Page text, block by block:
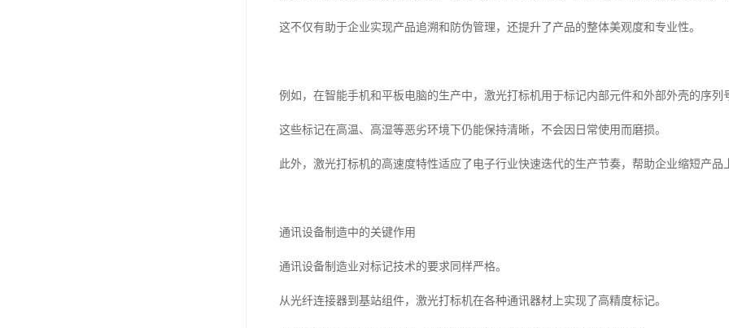
这不仅有助于企业实现产品追溯和防伪管理，还提升了产品的整体美观度和专业性。
例如，在智能手机和平板电脑的生产中，激光打标机用于标记内部元件和外部外壳的序列
这些标记在高温、高湿等恶劣环境下仍能保持清晰，不会因日常使用而磨损。
此外，激光打标机的高速度特性适应了电子行业快速迭代的生产节奏，帮助企业缩短产品
通讯设备制造中的关键作用
通讯设备制造业对标记技术的要求同样严格。
从光纤连接器到基站组件，激光打标机在各种通讯器材上实现了高精度标记。